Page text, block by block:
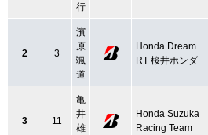
行
2 3
濱
原
颯
道
Honda Dream
RT 桜井ホンダ
3 11
亀
井
雄
Honda Suzuka
Racing Team